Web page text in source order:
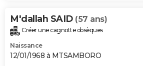
M'dallah SAID (57 ans)
Créer une cagnotte obsèques
Naissance
12/01/1968 à MTSAMBORO